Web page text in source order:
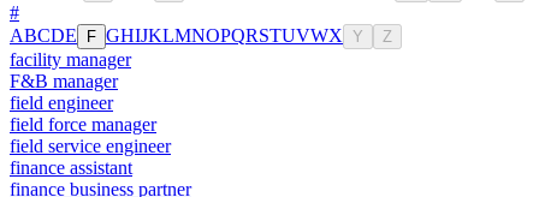
#
ABCDE F GHIJKLMNOPQRSTUVWX Y Z
facility manager
F&B manager
field engineer
field force manager
field service engineer
finance assistant
finance business partner